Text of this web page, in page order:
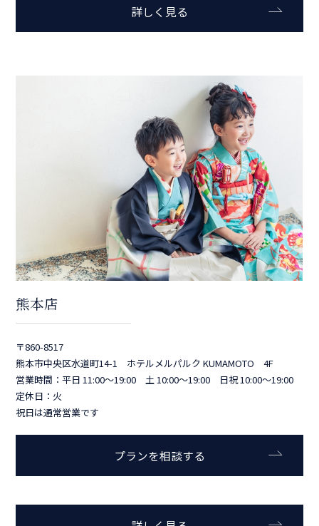
詳しく見る
熊本店
〒860-8517
熊本市中央区水道町14-1 ホテルメルパルク KUMAMOTO 4F
営業時間：平日 11:00～19:00 土 10:00～19:00 日祝 10:00～19:00
定休日：火
祝日は通常営業です
プランを相談する